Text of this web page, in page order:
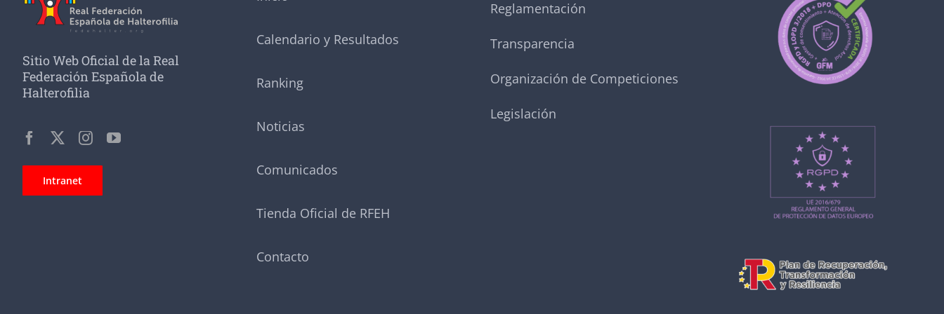
Sitio Web Oficial de la Real
Federación Española de
Halterofilia
Intranet
Calendario y Resultados
Ranking
Noticias
Comunicados
Tienda Oficial de RFEH
Contacto
Reglamentación
Transparencia
Organización de Competiciones
Legislación